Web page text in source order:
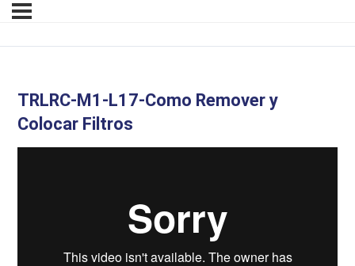
TRLRC-M1-L17-Como Remover y
Colocar Filtros